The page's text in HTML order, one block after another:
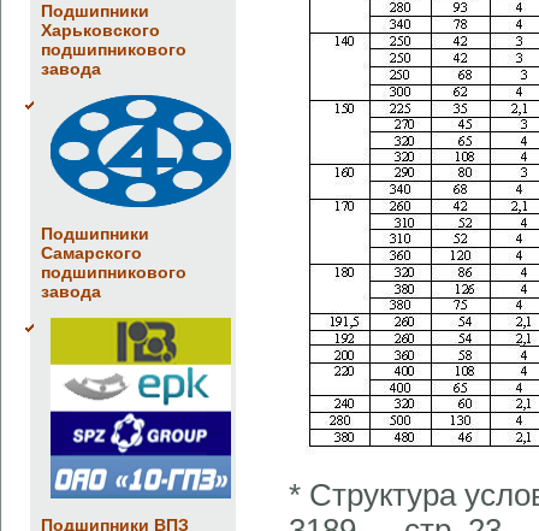
Подшипники
Харьковского
подшипникового
завода
Подшипники
Самарского
подшипникового
завода
Подшипники ВПЗ
* Структура